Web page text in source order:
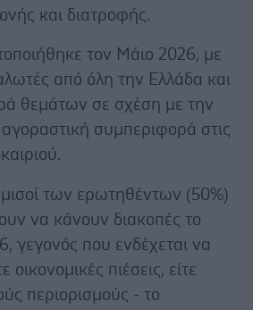
και διατροφής.
τον Μάιο 2026, με
από όλη την Ελλάδα και
θεμάτων σε σχέση με την
συμπεριφορά στις
μισοί των ερωτηθέντων (50%)
να κάνουν διακοπές το
γεγονός που ενδέχεται να
οικονομικές πιέσεις, είτε
περιορισμούς - το